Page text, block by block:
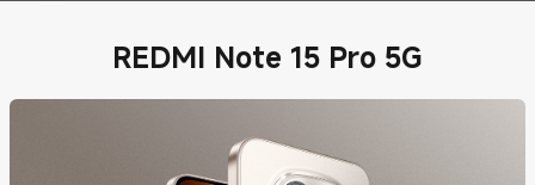
REDMI Note 15 Pro 5G